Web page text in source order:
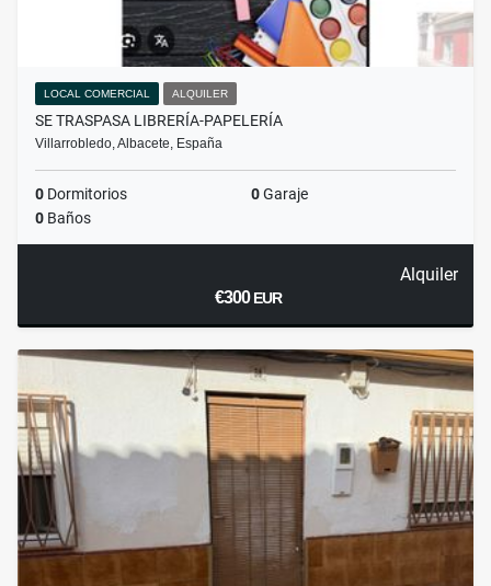
LOCAL COMERCIAL ALQUILER
SE TRASPASA LIBRERÍA-PAPELERÍA
Villarrobledo, Albacete, España
0 Dormitorios 0Garaje
0 Baños
Alquiler
€300EUR